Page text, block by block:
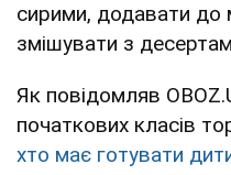
сирими, додавати до
змішувати з
Як повідомляв
початкових класів
хто має готувати